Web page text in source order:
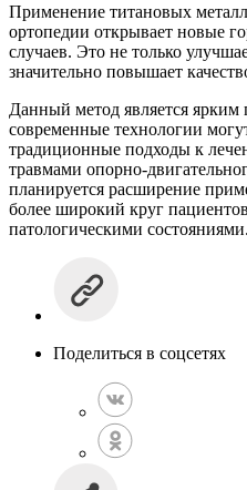
Применение титановых
ортопедии открывает новые
случаев. Это не только
значительно повышает
Данный метод является ярким
современные технологии
традиционные подходы к
травмами опорно-
планируется расширение
более широкий круг
патологическими состояниями.
Поделиться в соцсетях